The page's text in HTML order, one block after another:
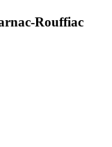
Rouffiac